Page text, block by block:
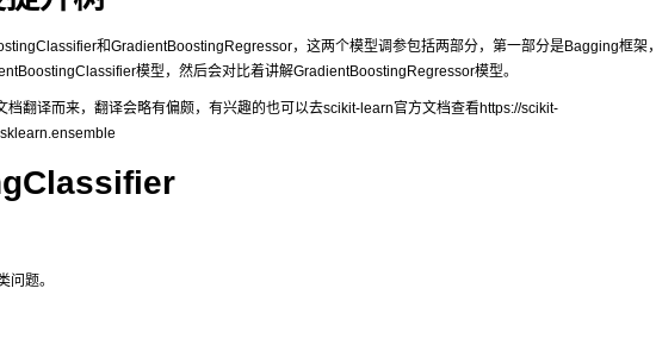
和GradientBoostingRegressor，这两个模型调参包括两部分，第一部分是Bagging框架
模型，然后会对比着讲解GradientBoostingRegressor模型。
翻译而来，翻译会略有偏颇，有兴趣的也可以去scikit-learn官方文档查看https://scikit-
问题。